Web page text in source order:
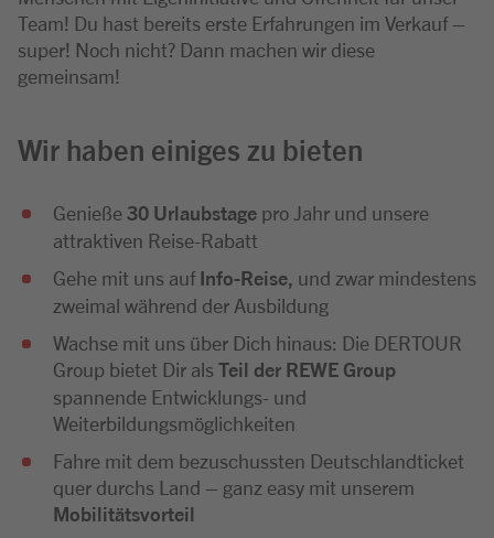
Team! Du hast bereits erste Erfahrungen im Verkauf –
super! Noch nicht? Dann machen wir diese
gemeinsam!
Wir haben einiges zu bieten
Genieße30 Urlaubstage pro Jahr und unsere
attraktiven Reise-Rabatt
Gehe mit uns auf Info-Reise, und zwar mindestens
zweimal während der Ausbildung
Wachse mit uns über Dich hinaus: Die DERTOUR
Group bietet Dir alsTeil der REWE Group
spannende Entwicklungs- und
Weiterbildungsmöglichkeiten
Fahre mit dem bezuschussten Deutschlandticket
quer durchs Land – ganz easy mit unserem
Mobilitätsvorteil